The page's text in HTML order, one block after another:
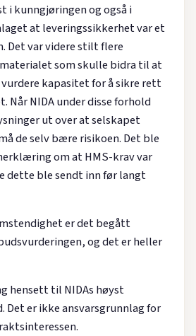
i kunngjøringen og også i
at leveringssikkerhet var et
var videre stilt flere
som skulle bidra til at
kapasitet for å sikre rett
Når NIDA under disse forhold
ut over at selskapet
de selv bære risikoen. Det ble
om at HMS-krav var
dette ble sendt inn før langt
er det begått
og det er heller
hensett til NIDAs høyst
Det er ikke ansvarsgrunnlag for